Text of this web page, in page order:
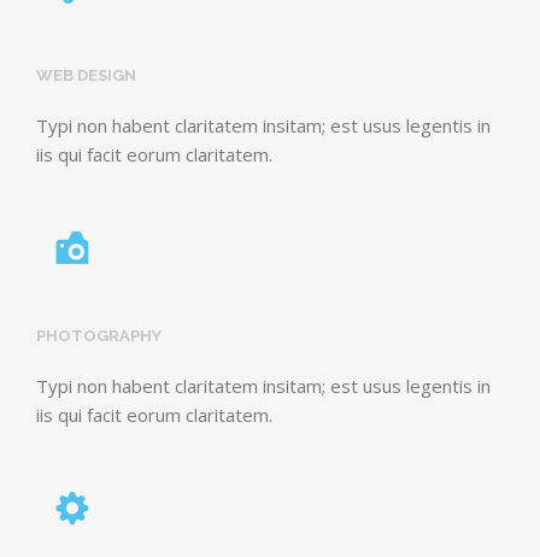
WEB DESIGN
Typi non habent claritatem insitam; est usus legentis in
iis qui facit eorum claritatem.
PHOTOGRAPHY
Typi non habent claritatem insitam; est usus legentis in
iis qui facit eorum claritatem.